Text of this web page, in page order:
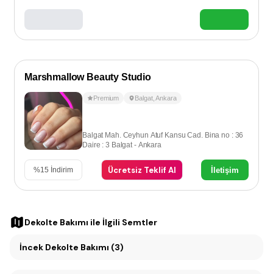
Marshmallow Beauty Studio
Premium Balgat,Ankara
Balgat Mah. Ceyhun Atuf Kansu Cad. Bina no : 36
Daire : 3 Balgat - Ankara
%15 İndirim Ücretsiz Teklif Al İletişim
Dekolte Bakımı ile İlgili Semtler
İncek Dekolte Bakımı (3)